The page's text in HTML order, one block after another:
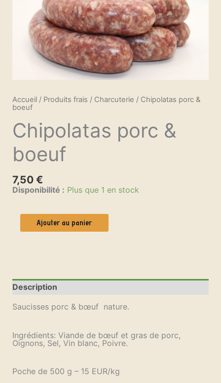
Accueil/ Produits frais / Charcuterie / Chipolatas porc &
boeuf
Chipolatas porc &
boeuf
7,50 €
Disponibilité : Plus que 1 en stock
boeuf
Ajouter au panier
Description
Saucisses porc & bœuf nature.
Ingrédients: Viande de bœuf et gras de porc,
Oignons, Sel, Vin blanc, Poivre.
Poche de 500 g – 15 EUR/kg